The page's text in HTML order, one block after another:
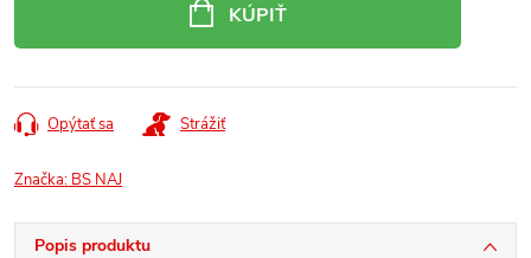
KÚPIŤ
Opýtať sa Strážiť
Značka: BS NAJ
Popis produktu